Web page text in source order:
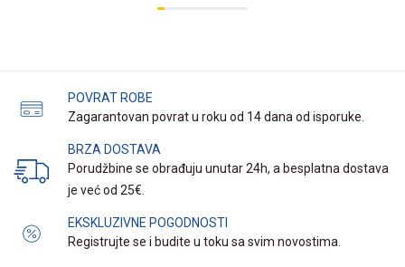
POVRAT ROBE
Zagarantovan povrat u roku od 14 dana od isporuke.
BRZA DOSTAVA
Porudžbine se obrađuju unutar 24h, a besplatna dostava
je već od 25€.
EKSKLUZIVNE POGODNOSTI
Registrujte se i budite u toku sa svim novostima.